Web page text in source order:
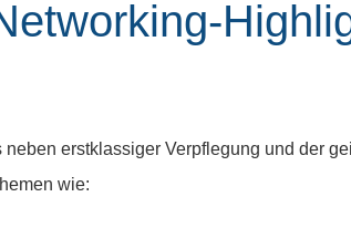
erstklassiger Verpflegung und der
wie: